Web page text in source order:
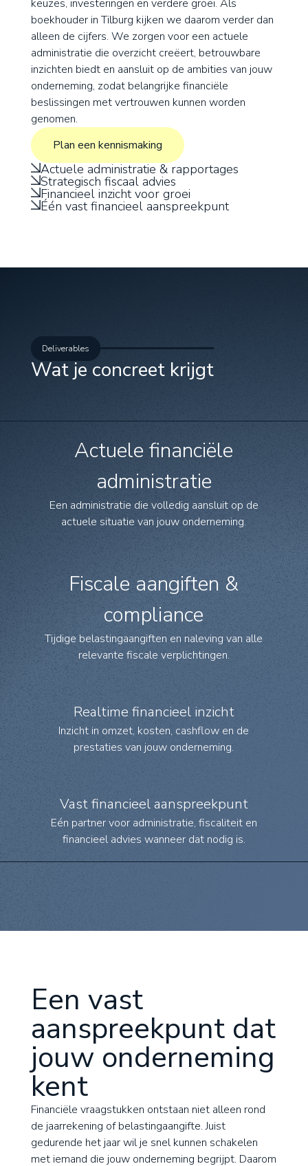
keuzes, investeringen en verdere groei. Als
boekhouder in Tilburg kijken we daarom verder dan
alleen de cijfers. We zorgen voor een actuele
administratie die overzicht creëert, betrouwbare
inzichten biedt en aansluit op de ambities van jouw
onderneming, zodat belangrijke financiële
beslissingen met vertrouwen kunnen worden
genomen.
Plan een kennismaking
Plan een kennismaking
Actuele administratie & rapportages
Strategisch fiscaal advies
Financieel inzicht voor groei
Één vast financieel aanspreekpunt
Deliverables
Wat je concreet krijgt
Actuele financiële
administratie
Een administratie die volledig aansluit op de
actuele situatie van jouw onderneming.
Fiscale aangiften &
compliance
Tijdige belastingaangiften en naleving van alle
relevante fiscale verplichtingen.
Realtime financieel inzicht
Inzicht in omzet, kosten, cashflow en de
prestaties van jouw onderneming.
Vast financieel aanspreekpunt
Eén partner voor administratie, fiscaliteit en
financieel advies wanneer dat nodig is.
Een vast
aanspreekpunt dat
jouw onderneming
kent
Financiële vraagstukken ontstaan niet alleen rond
de jaarrekening of belastingaangifte. Juist
gedurende het jaar wil je snel kunnen schakelen
met iemand die jouw onderneming begrijpt. Daarom